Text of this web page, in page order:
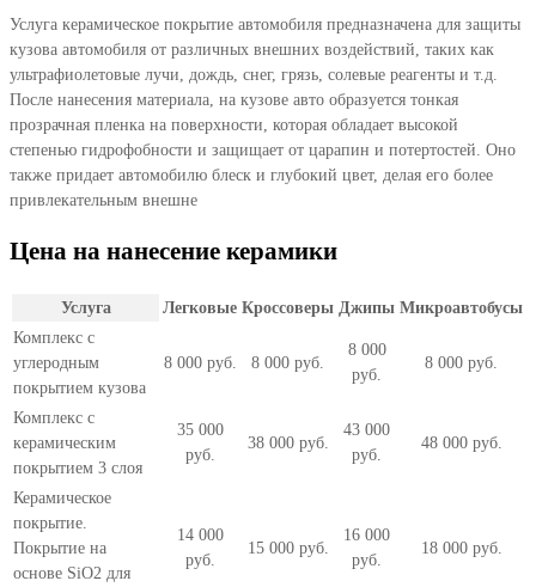
Услуга керамическое покрытие автомобиля предназначена для защиты
кузова автомобиля от различных внешних воздействий, таких как
ультрафиолетовые лучи, дождь, снег, грязь, солевые реагенты и т.д.
После нанесения материала, на кузове авто образуется тонкая
прозрачная пленка на поверхности, которая обладает высокой
степенью гидрофобности и защищает от царапин и потертостей. Оно
также придает автомобилю блеск и глубокий цвет, делая его более
привлекательным внешне
Цена на нанесение керамики
Услуга Легковые Кроссоверы Джипы Микроавтобусы
Комплекс с
углеродным
покрытием кузова
8 000 руб. 8 000 руб.
8 000
руб.
8 000 руб.
Комплекс с
керамическим
покрытием 3 слоя
35 000
руб.
38 000 руб.
43 000
руб.
48 000 руб.
Керамическое
покрытие.
Покрытие на
основе SiO2 для
14 000
руб.
15 000 руб.
16 000
руб.
18 000 руб.